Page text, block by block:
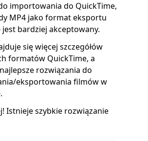
importowania do QuickTime,
MP4 jako format eksportu
jest bardziej akceptowany.
się więcej szczegółów
formatów QuickTime, a
rozwiązania do
eksportowania filmów w
Istnieje szybkie rozwiązanie